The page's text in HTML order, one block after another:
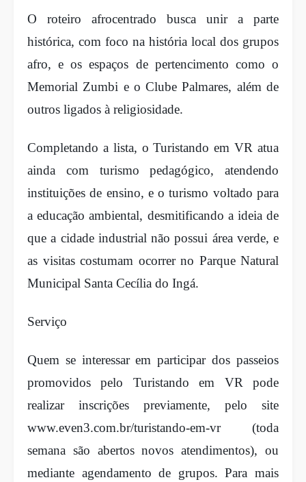
O roteiro afrocentrado busca unir a parte
histórica, com foco na história local dos grupos
afro, e os espaços de pertencimento como o
Memorial Zumbi e o Clube Palmares, além de
outros ligados à religiosidade.
Completando a lista, o Turistando em VR atua
ainda com turismo pedagógico, atendendo
instituições de ensino, e o turismo voltado para
a educação ambiental, desmitificando a ideia de
que a cidade industrial não possui área verde, e
as visitas costumam ocorrer no Parque Natural
Municipal Santa Cecília do Ingá.
Serviço
Quem se interessar em participar dos passeios
promovidos pelo Turistando em VR pode
realizar inscrições previamente, pelo site
www.even3.com.br/turistando-em-vr (toda
semana são abertos novos atendimentos), ou
mediante agendamento de grupos. Para mais